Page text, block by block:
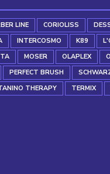
LINE CORIOLISS
INTERCOSMO K89
MOSER OLAPLEX
PERFECT BRUSH
THERAPY TERMIX